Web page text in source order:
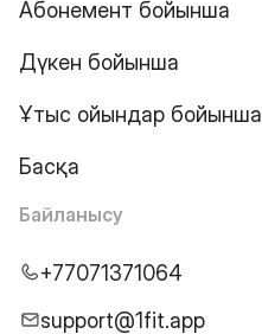
Абонемент бойынша
Дүкен бойынша
Ұтыс ойындар бойынша
Басқа
Байланысу
+77071371064
support@1fit.app